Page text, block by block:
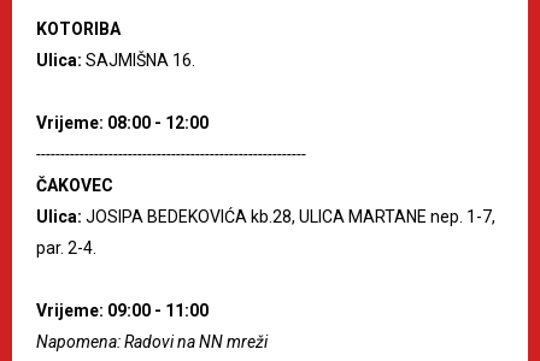
KOTORIBA
Ulica: SAJMIŠNA 16.
Vrijeme: 08:00 - 12:00
--------------------------------------------------------
ČAKOVEC
Ulica: JOSIPA BEDEKOVIĆA kb.28, ULICA MARTANE nep. 1-7,
par. 2-4.
Vrijeme: 09:00 - 11:00
Napomena: Radovi na NN mreži